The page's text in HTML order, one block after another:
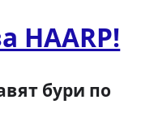
HAARP!
бури по